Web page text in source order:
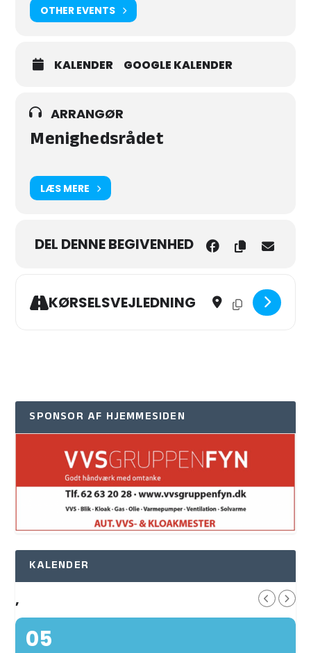
OTHER EVENTS
KALENDER GOOGLE KALENDER
ARRANGØR
Menighedsrådet
LÆS MERE
DEL DENNE BEGIVENHED
KØRSELSVEJLEDNING Address -Destination
SPONSOR AF HJEMMESIDEN
KALENDER
,
05